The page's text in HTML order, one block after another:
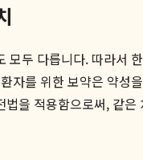
모두 다릅니다. 따라서
자를 위한 보약은 약
을 적용함으로써, 같